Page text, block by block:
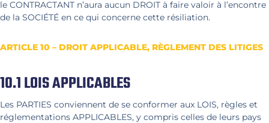
le CONTRACTANT n’aura aucun DROIT à faire valoir à l’encontre
de la SOCIÉTÉ en ce qui concerne cette résiliation.
ARTICLE 10 – DROIT APPLICABLE, RÈGLEMENT DES LITIGES
10.1 LOIS APPLICABLES
Les PARTIES conviennent de se conformer aux LOIS, règles et
réglementations APPLICABLES, y compris celles de leurs pays